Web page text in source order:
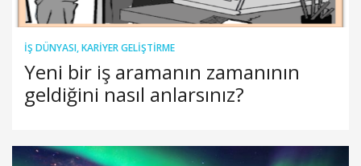
İŞ DÜNYASI,KARIYER GELIŞTIRME
Yeni bir iş aramanın zamanının
geldiğini nasıl anlarsınız?